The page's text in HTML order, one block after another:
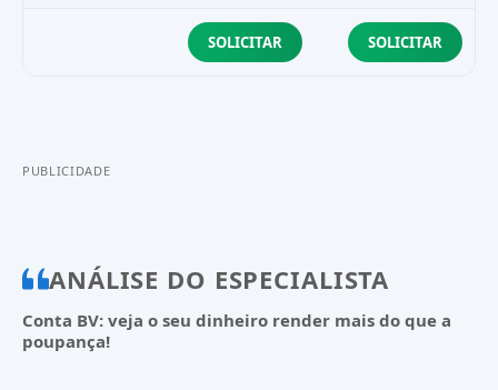
SOLICITAR SOLICITAR
PUBLICIDADE
ANÁLISE DO ESPECIALISTA
Conta BV: veja o seu dinheiro render mais do que a
poupança!